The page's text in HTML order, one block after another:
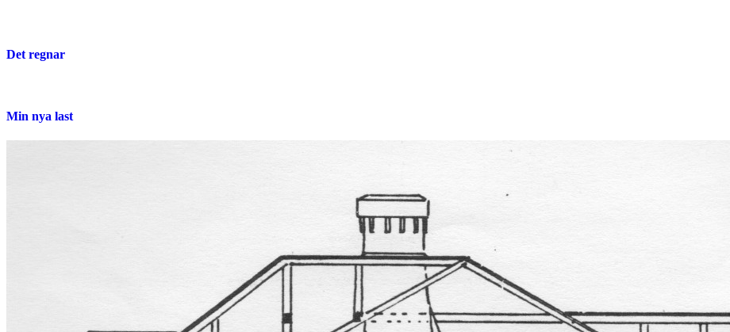
Det regnar
Min nya last